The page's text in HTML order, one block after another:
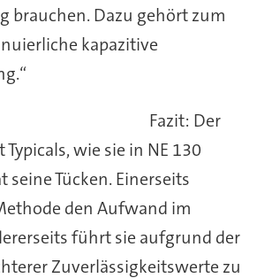
brauchen. Dazu gehört zum
kapazitive
Fazit: Der
wie sie in NE 130
Tücken. Einerseits
den Aufwand im
führt sie aufgrund der
Zuverlässigkeitswerte zu